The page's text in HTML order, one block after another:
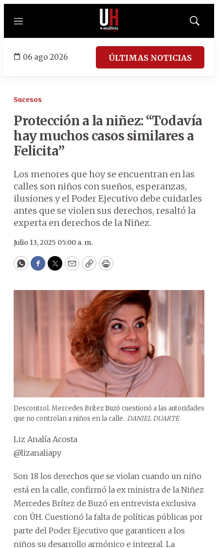
Menú
Mostrar
06 ago 2026 ÚLTIMAS NOTICIAS
Sucesos
Protección a la niñez: “Todavía
hay muchos casos similares a
Felicita”
Los menores que hoy se encuentran en las
calles son niños con sueños, esperanzas,
ilusiones y el Poder Ejecutivo debe cuidarles
antes que se violen sus derechos, resaltó la
experta en derechos de la Niñez.
Julio 13, 2025 05:00 a. m.
WhatsApp
Facebook
Twitter
EmailCopyPrint
Descontrol. Mercedes Brítez Buzó cuestionó a las autoridades
que no controlan a niños en la calle. DANIEL DUARTE
Liz Analía Acosta
@lizanaliapy
Son 18 los derechos que se violan cuando un niño
está en la calle, confirmó la ex ministra de la Niñez
Mercedes Brítez de Buzó en entrevista exclusiva
con ÚH. Cuestionó la falta de políticas públicas por
parte del Poder Ejecutivo que garanticen a los
niños su desarrollo armónico e integral. La